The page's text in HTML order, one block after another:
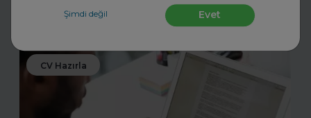
Şimdi değil Evet
Daha fazla oku
CV Hazırla